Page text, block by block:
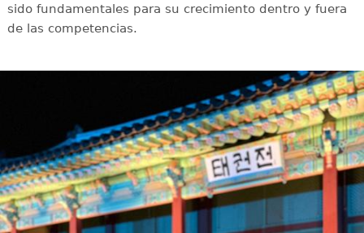
sido fundamentales para su crecimiento dentro y fuera
de las competencias.